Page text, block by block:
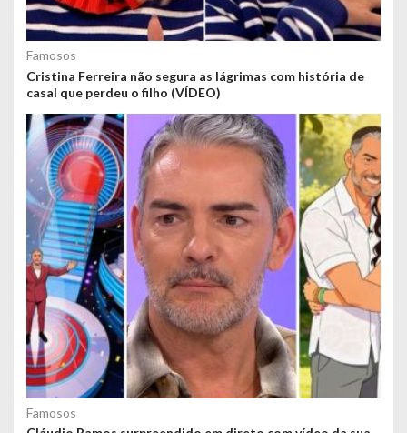
Famosos
Cristina Ferreira não segura as lágrimas com história de
casal que perdeu o filho (VÍDEO)
Famosos